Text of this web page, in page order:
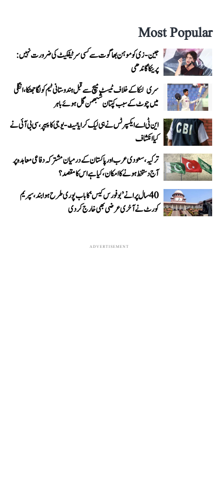
Most Popular
جین-زی کو موہن بھاگوت سے کسی سرٹیفکیٹ کی ضرورت نہیں:
پرینکا گاندھی
سری لنکا کے خلاف ٹیسٹ میچ سے قبل ہندوستانی ٹیم کو لگا جھٹکا، انگلی
میں چوٹ کے سبب کپتان شبھمن گل ہوئے باہر
این ٹی اے ایکسپرٹس نے ہی لیک کرایا نیٹ-یوجی کا پیپر، سی بی آئی نے
کیا انکشاف
ترکیہ، سعودی عرب اور پاکستان کے درمیان مشترکہ دفاعی معاہدہ پر
آج دستخط ہونے کا امکان، کیا ہے اس کا مقصد؟
40 سال پرانے ’بوفورس کیس‘ کا باب پوری طرح ہوا بند، سپریم
کورٹ نے آخری عرضی بھی خارج کر دی
ADVERTISEMENT